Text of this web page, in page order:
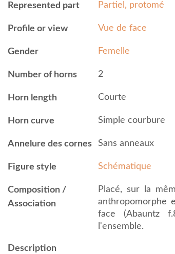
Represented part Partiel, protomé
Profile or view Vue de face
Gender Femelle
Number of horns 2
Horn length Courte
Horn curve Simple courbure
Annelure des cornes Sans anneaux
Figure style Schématique
Composition /
Association
Placé, sur la
anthropomorphe
face (Abauntz
l'ensemble.
Description